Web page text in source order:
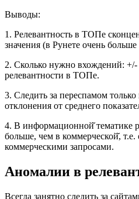
Выводы:
1. Релевантность в ТОПе
значения (в Рунете очень
2. Сколько нужно вхождений: +/-
релевантности в ТОПе.
3. Следить за переспамом
отклонения от среднего
4. В информационной̆ тематике
больше, чем в коммерческой̆,
коммерческими запросами.
Аномалии в
Всегда занятно следить за